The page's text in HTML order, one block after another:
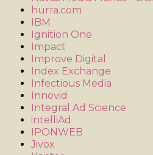
hurra.com
IBM
Ignition One
Impact
Improve Digital
Index Exchange
Infectious Media
Innovid
Integral Ad Science
intelliAd
IPONWEB
Jivox